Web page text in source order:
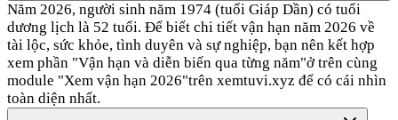
Năm 2026, người sinh năm 1974 (tuổi Giáp Dần) có tuổi
dương lịch là 52 tuổi. Để biết chi tiết vận hạn năm 2026 về
tài lộc, sức khỏe, tình duyên và sự nghiệp, bạn nên kết hợp
xem phần "Vận hạn và diễn biến qua từng năm"ở trên cùng
module "Xem vận hạn 2026"trên xemtuvi.xyz để có cái nhìn
toàn diện nhất.